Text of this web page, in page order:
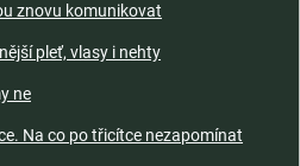
znovu komunikovat
pleť, vlasy i nehty
ne
Na co po třicítce nezapomínat